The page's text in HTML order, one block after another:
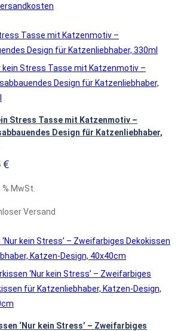
Stress Tasse mit Katzenmotiv –
Design für Katzenliebhaber,
€
MwSt.
Versand
‘Nur kein Stress’ – Zweifarbiges